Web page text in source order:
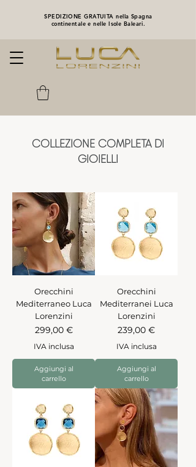
SPEDIZIONE GRATUITA nella Spagna
continentale e nelle Isole Baleari.
COLLEZIONE COMPLETA DI
GIOIELLI
Orecchini
Mediterraneo Luca
Lorenzini
Prezzo
299,00 €
IVA inclusa
Aggiungi al
carrello
Orecchini
Mediterranei Luca
Lorenzini
Prezzo
239,00 €
IVA inclusa
Aggiungi al
carrello